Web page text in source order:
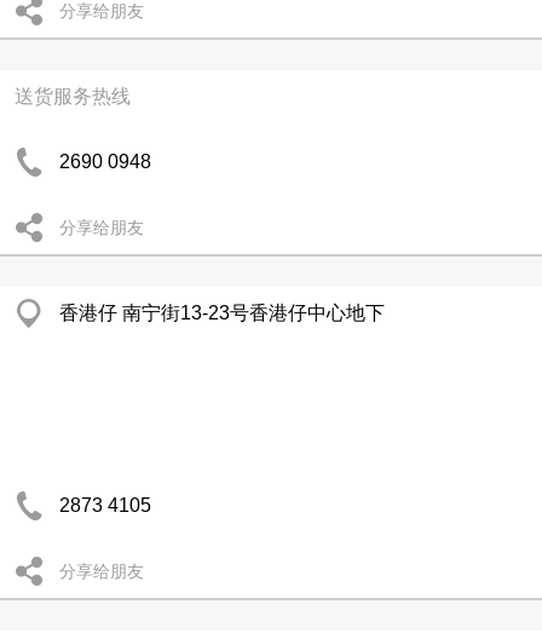
分享给朋友
送货服务热线
2690 0948
分享给朋友
香港仔 南宁街13-23号香港仔中心地下
2873 4105
分享给朋友